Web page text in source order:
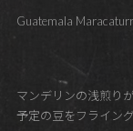
Guatemala
マンデリンの浅煎り
予定の豆をフライン